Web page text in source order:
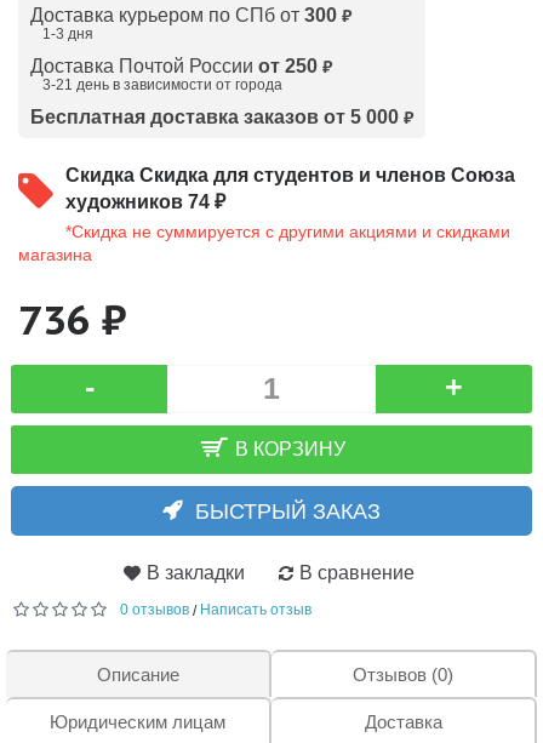
Доставка курьером по СПб от 300 ₽
1-3 дня
Доставка Почтой России от 250 ₽
3-21 день в зависимости от города
Бесплатная доставка заказов от 5 000 ₽
Скидка Скидка для студентов и членов Союза
художников 74 ₽
*Скидка не суммируется с другими акциями и скидками
магазина
736 ₽
- +
В КОРЗИНУ
БЫСТРЫЙ ЗАКАЗ
В закладки В сравнение
0 отзывов / Написать отзыв
Описание Отзывов (0)
Юридическим лицам Доставка